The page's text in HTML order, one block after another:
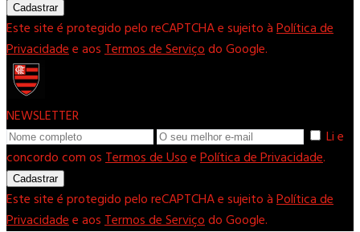
Cadastrar
Este site é protegido pelo reCAPTCHA e sujeito àPolítica de
Privacidadee aosTermos de Serviçodo Google.
NEWSLETTER
Li e
concordo com osTermos de UsoePolítica de Privacidade.
Cadastrar
Este site é protegido pelo reCAPTCHA e sujeito àPolítica de
Privacidadee aosTermos de Serviçodo Google.